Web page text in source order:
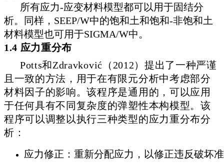
所有应力-应变材料模型都可以用于固结分
析。同样，SEEP/W中的饱和土和饱和-非饱和土
材料模型也可用于SIGMA/W中。
1.4 应力重分布
Potts和Zdravković（2012）提出了一种严谨
且一致的方法，用于在有限元分析中考虑部分
材料因子的影响。该程序是通用的，可以应用
于任何具有不同复杂度的弹塑性本构模型。 该
程序可以调整以执行三种类型的应力重分布分
析：
应力修正：重新分配应力，以修正违反破坏